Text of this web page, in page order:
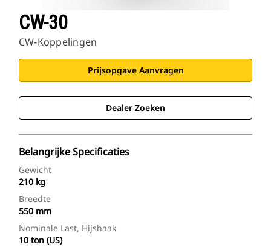
CW-30
CW-Koppelingen
Prijsopgave Aanvragen
Dealer Zoeken
Belangrijke Specificaties
Gewicht
210 kg
Breedte
550 mm
Nominale Last, Hijshaak
10 ton (US)